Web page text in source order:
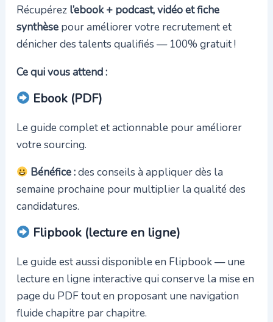
Récupérez l’ebook + podcast, vidéo et fiche
synthèsepour améliorer votre recrutement et
dénicher des talents qualifiés — 100% gratuit !
Ce qui vous attend :
Ebook (PDF)
Le guide complet et actionnable pour améliorer
votre sourcing.
Bénéfice :des conseils à appliquer dès la
semaine prochaine pour multiplier la qualité des
candidatures.
Flipbook (lecture en ligne)
Le guide est aussi disponible en Flipbook — une
lecture en ligne interactive qui conserve la mise en
page du PDF tout en proposant une navigation
fluide chapitre par chapitre.